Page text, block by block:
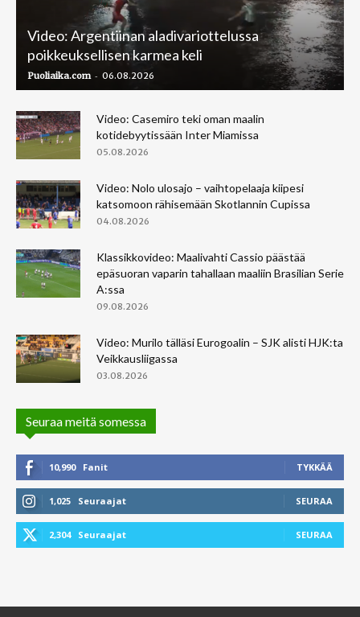
Video: Argentiinan aladivariottelussa
poikkeuksellisen karmea keli
Puoliaika.com - 06.08.2026
Video: Casemiro teki oman maalin
kotidebyytissään Inter Miamissa
05.08.2026
Video: Nolo ulosajo – vaihtopelaaja kiipesi
katsomoon rähisemään Skotlannin Cupissa
04.08.2026
Klassikkovideo: Maalivahti Cassio päästää
epäsuoran vaparin tahallaan maaliin Brasilian Serie
A:ssa
09.08.2026
Video: Murilo tälläsi Eurogoalin – SJK alisti HJK:ta
Veikkausliigassa
03.08.2026
Seuraa meitä somessa
10,990 Fanit TYKKÄÄ
1,025 Seuraajat SEURAA
2,304 Seuraajat SEURAA